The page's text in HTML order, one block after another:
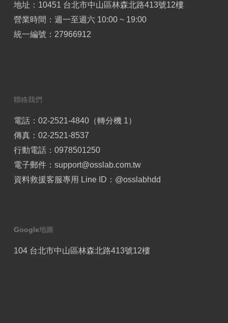
地址：10451 台北市中山區林森北路413號12樓
營業時間：週一至週六 10:00 ~ 19:00
統一編號：27966912
聯絡我們
電話：02-2521-4840（轉分機 1）
傳真：02-2521-8537
行動電話：0978501250
電子郵件： support@osslab.com.tw
資料救援客服專用 Line ID： @osslabhdd
Google地圖
104 台北市中山區林森北路413號12樓